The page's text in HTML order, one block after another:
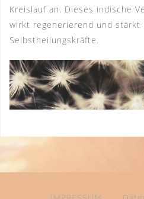
Kreislauf an. Dieses indische
wirkt regenerierend und stärkt
Selbstheilungskräfte.